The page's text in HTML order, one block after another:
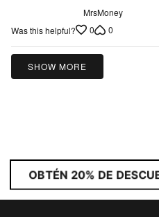
MrsMoney
Was this helpful?
0 0
SHOW MORE
OBTÉN 20% DE